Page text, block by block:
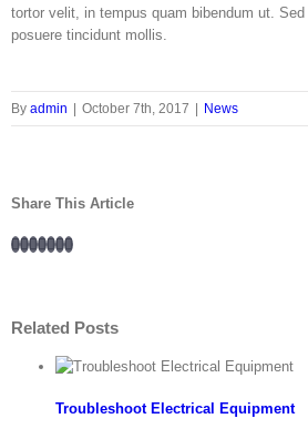
tortor velit, in tempus quam bibendum ut. Sed
posuere tincidunt mollis.
By admin | October 7th, 2017 | News
Share This Article
Facebook
Twitter
LinkedIn
Whatsapp
Google+
Tumblr
Pinterest
Email
Related Posts
Troubleshoot Electrical Equipment